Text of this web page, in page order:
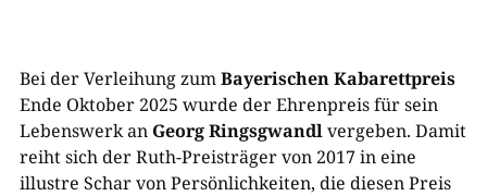
Bei der Verleihung zumBayerischen Kabarettpreis
Ende Oktober 2025 wurde der Ehrenpreis für sein
Lebenswerk an Georg Ringsgwandlvergeben. Damit
reiht sich der Ruth-Preisträger von 2017 in eine
illustre Schar von Persönlichkeiten, die diesen Preis